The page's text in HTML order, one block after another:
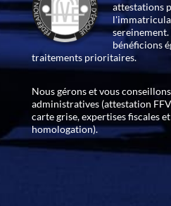
attestations
bénéficions
traitements prioritaires.
Nous gérons et vous
administratives (attestation
carte grise, expertises fiscales
homologation).